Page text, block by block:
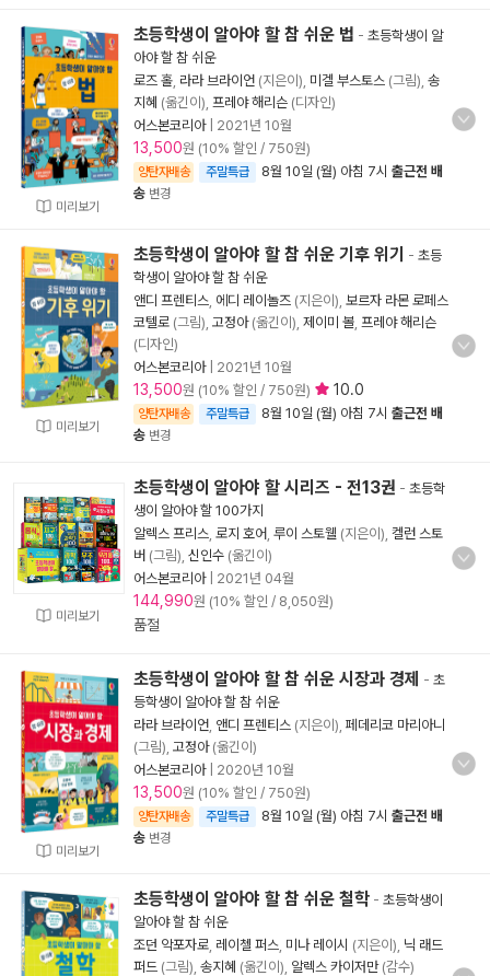
미리보기
초등학생이 알아야 할 참 쉬운 법 - 초등학생이 알
아야 할 참 쉬운
로즈 홀 라라 브라이언 (지은이), 미겔 부스토스 (그림), 송
지혜 (옮긴이), 프레야 해리슨 (디자인)
어스본코리아| 2021년 10월
13,500원 (10% 할인 / 750원)
양탄자배송 주말특급 8월 10일 (월) 아침 7시 출근전 배
송 변경
미리보기
초등학생이 알아야 할 참 쉬운 기후 위기 - 초등
학생이 알아야 할 참 쉬운
앤디 프렌티스 에디 레이놀즈 (지은이), 보르자 라몬 로페스
코텔로 (그림), 고정아(옮긴이), 제이미 볼 프레야 해리슨
(디자인)
어스본코리아| 2021년 10월
13,500원 (10% 할인 / 750원) 10.0
양탄자배송 주말특급 8월 10일 (월) 아침 7시 출근전 배
송 변경
미리보기
초등학생이 알아야 할 시리즈 - 전13권 - 초등학
생이 알아야 할 100가지
알렉스 프리스 로지 호어 루이 스토웰 (지은이), 켈런 스토
버 (그림), 신인수 (옮긴이)
어스본코리아| 2021년 04월
144,990원 (10% 할인 / 8,050원)
품절
미리보기
초등학생이 알아야 할 참 쉬운 시장과 경제 - 초
등학생이 알아야 할 참 쉬운
라라 브라이언 앤디 프렌티스 (지은이), 페데리코 마리아니
(그림), 고정아(옮긴이)
어스본코리아| 2020년 10월
13,500원 (10% 할인 / 750원)
양탄자배송 주말특급 8월 10일 (월) 아침 7시 출근전 배
송 변경
초등학생이 알아야 할 참 쉬운 철학 - 초등학생이
알아야 할 참 쉬운
조던 악포자로 레이첼 퍼스 미나 레이시 (지은이), 닉 래드
퍼드 (그림), 송지혜 (옮긴이), 알렉스 카이저만(감수)